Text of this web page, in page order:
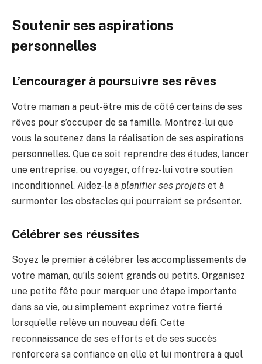
Soutenir ses aspirations
personnelles
L’encourager à poursuivre ses rêves
Votre maman a peut-être mis de côté certains de ses
rêves pour s’occuper de sa famille. Montrez-lui que
vous la soutenez dans la réalisation de ses aspirations
personnelles. Que ce soit reprendre des études, lancer
une entreprise, ou voyager, offrez-lui votre soutien
inconditionnel. Aidez-la à planifier ses projets et à
surmonter les obstacles qui pourraient se présenter.
Célébrer ses réussites
Soyez le premier à célébrer les accomplissements de
votre maman, qu’ils soient grands ou petits. Organisez
une petite fête pour marquer une étape importante
dans sa vie, ou simplement exprimez votre fierté
lorsqu’elle relève un nouveau défi. Cette
reconnaissance de ses efforts et de ses succès
renforcera sa confiance en elle et lui montrera à quel